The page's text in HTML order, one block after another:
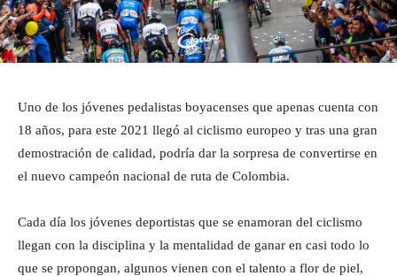
Uno de los jóvenes pedalistas boyacenses que apenas cuenta con
18 años, para este 2021 llegó al ciclismo europeo y tras una gran
demostración de calidad, podría dar la sorpresa de convertirse en
el nuevo campeón nacional de ruta de Colombia.
Cada día los jóvenes deportistas que se enamoran del ciclismo
llegan con la disciplina y la mentalidad de ganar en casi todo lo
que se propongan, algunos vienen con el talento a flor de piel,